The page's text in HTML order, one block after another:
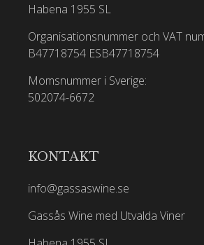
Habena 1955 SL
Organisationsnummer och VAT
B47718754 ESB47718754
Momsnummer i Sverige:
502074-6672
KONTAKT
info@gassaswine.se
Gassås Wine med Utvalda Viner